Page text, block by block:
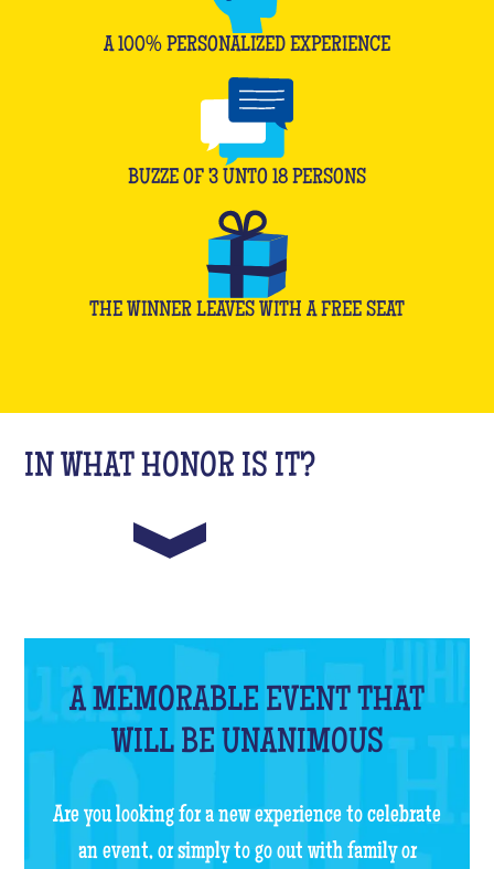
A 100% PERSONALIZED EXPERIENCE
BUZZE OF 3 UNTO 18 PERSONS
THE WINNER LEAVES WITH A FREE SEAT
IN WHAT HONOR IS IT?
A MEMORABLE EVENT THAT
WILL BE UNANIMOUS
Are you looking for a new experience to celebrate
an event, or simply to go out with family or